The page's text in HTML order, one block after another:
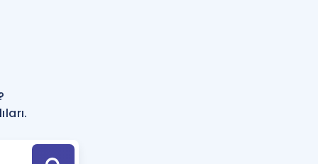
Hesaplama Aracı
için Öneriler
Tek Takvimde
Hoca ile seni sınava hazırlayacak onlarca eğitim seni bekliyor!